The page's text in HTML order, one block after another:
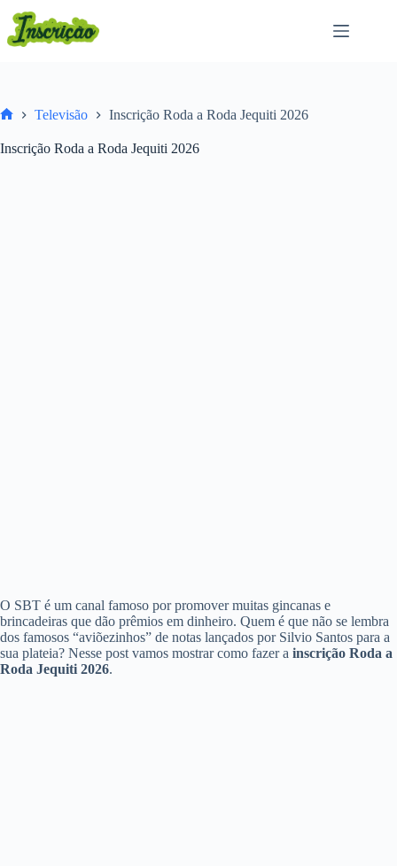
para
Televisão Inscrição Roda a Roda Jequiti 2026
Inscrição Roda a Roda Jequiti 2026
O SBT é um canal famoso por promover muitas gincanas e
brincadeiras que dão prêmios em dinheiro. Quem é que não se lembra
dos famosos “aviõezinhos” de notas lançados por Silvio Santos para a
sua plateia? Nesse post vamos mostrar como fazer a inscrição Roda a
Roda Jequiti 2026.